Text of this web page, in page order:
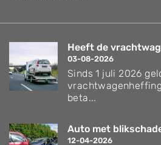
Heeft de
03-08-2026
Sinds 1 juli 2026
beta...
Auto met
12-04-2026